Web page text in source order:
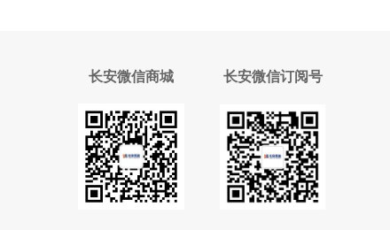
长安微信商城 长安微信订阅号